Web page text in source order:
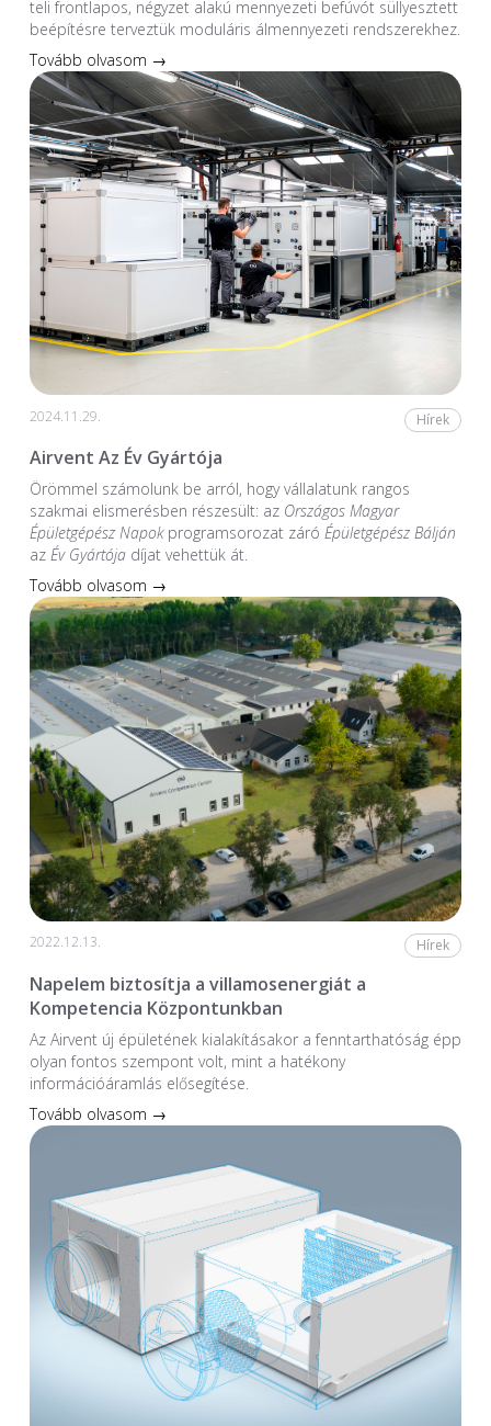
teli frontlapos, négyzet alakú mennyezeti befúvót süllyesztett
beépítésre terveztük moduláris álmennyezeti rendszerekhez.
Tovább olvasom →
2024.11.29. Hírek
Airvent Az Év Gyártója
Örömmel számolunk be arról, hogy vállalatunk rangos
szakmai elismerésben részesült: az Országos Magyar
Épületgépész Napokprogramsorozat záró Épületgépész Bálján
az Év Gyártójadíjat vehettük át.
Tovább olvasom →
2022.12.13. Hírek
Napelem biztosítja a villamosenergiát a
Kompetencia Központunkban
Az Airvent új épületének kialakításakor a fenntarthatóság épp
olyan fontos szempont volt, mint a hatékony
információáramlás elősegítése.
Tovább olvasom →